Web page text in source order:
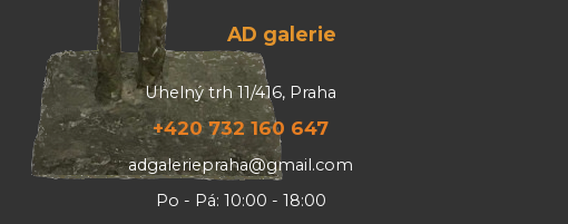
AD galerie
Uhelný trh 11/416, Praha
+420 732 160 647
adgaleriepraha@gmail.com
Po - Pá: 10:00 - 18:00